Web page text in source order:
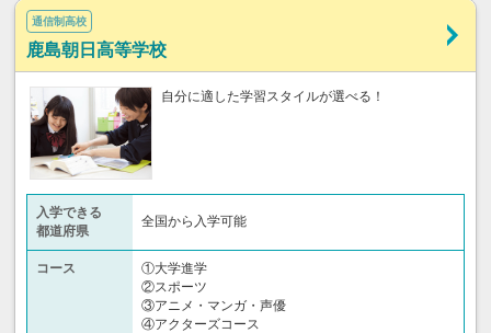
通信制高校
鹿島朝日高等学校
自分に適した学習スタイルが選べる！
入学できる
都道府県
全国から入学可能
コース
①大学進学
②スポーツ
③アニメ・マンガ・声優
④アクターズコース